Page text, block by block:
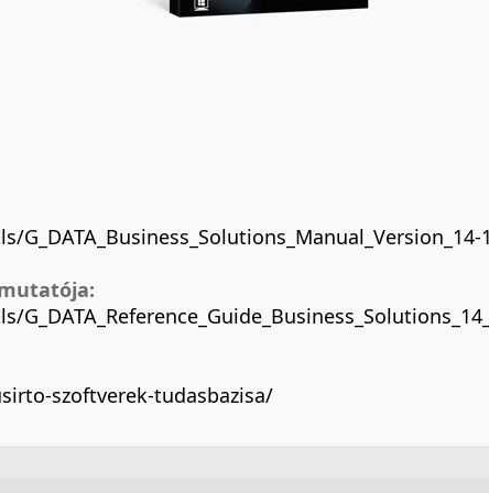
szoftverek-tudasbazisa/